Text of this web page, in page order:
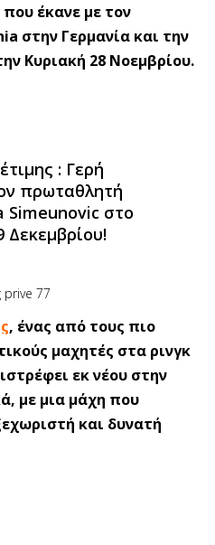
έκανε με τον
στην Γερμανία και την
Κυριακή 28 Νοεμβρίου.
: Γερή
πρωταθλητή
Simeunovic στο
Δεκεμβρίου!
, ένας από τους πιο
μαχητές στα ρινγκ
εκ νέου στην
με μια μάχη που
και δυνατή